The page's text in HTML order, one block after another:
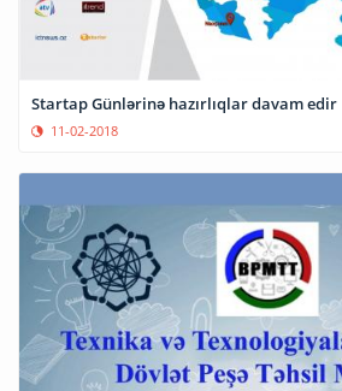
Startap Günlərinə hazırlıqlar davam edir
11-02-2018